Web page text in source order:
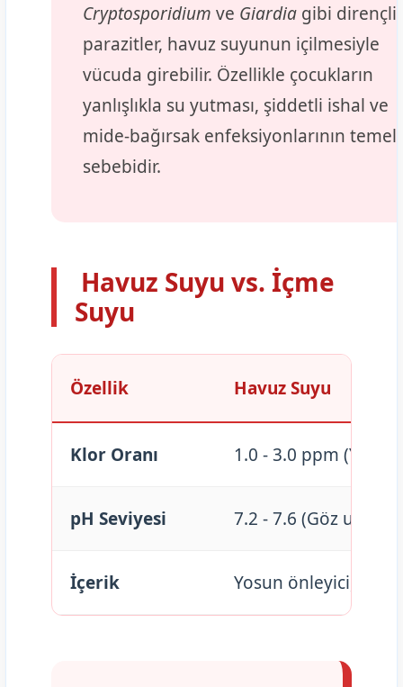
Cryptosporidium ve Giardia gibi dirençli
parazitler, havuz suyunun içilmesiyle
vücuda girebilir. Özellikle çocukların
yanlışlıkla su yutması, şiddetli ishal ve
mide-bağırsak enfeksiyonlarının temel
sebebidir.
Havuz Suyu vs. İçme
Suyu
Özellik Havuz Suyu
Klor Oranı 1.0 - 3.0 ppm
pH Seviyesi 7.2 - 7.6 (Göz
İçerik Yosun önleyici,